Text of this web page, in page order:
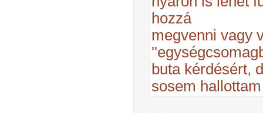
hozzá
megvenni vagy
buta kérdésért,
sosem